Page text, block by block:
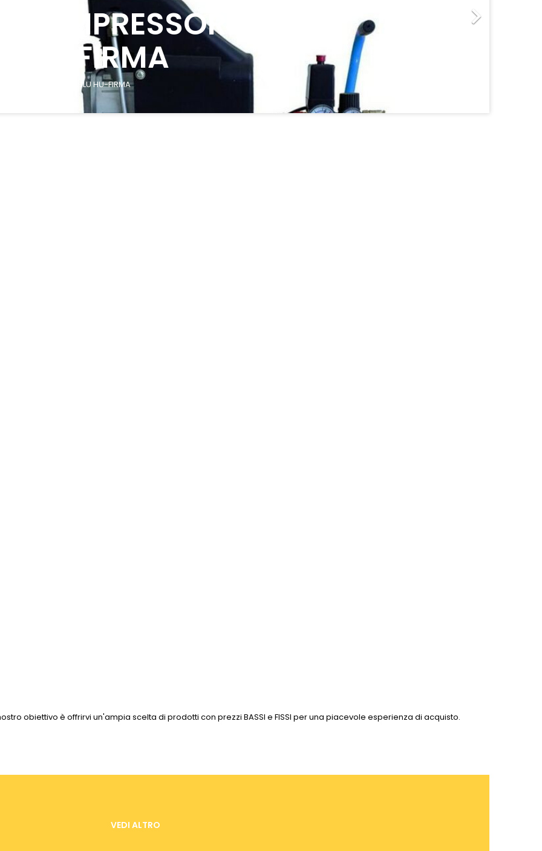
COMPRESSORE
HU-FIRMA
COMPRESSORE BLU HU-FIRMA

obiettivo è offrirvi un'ampia scelta di prodotti con prezzi BASSI e FISSI per una piacevole esperienza di acquisto.
VEDI ALTRO